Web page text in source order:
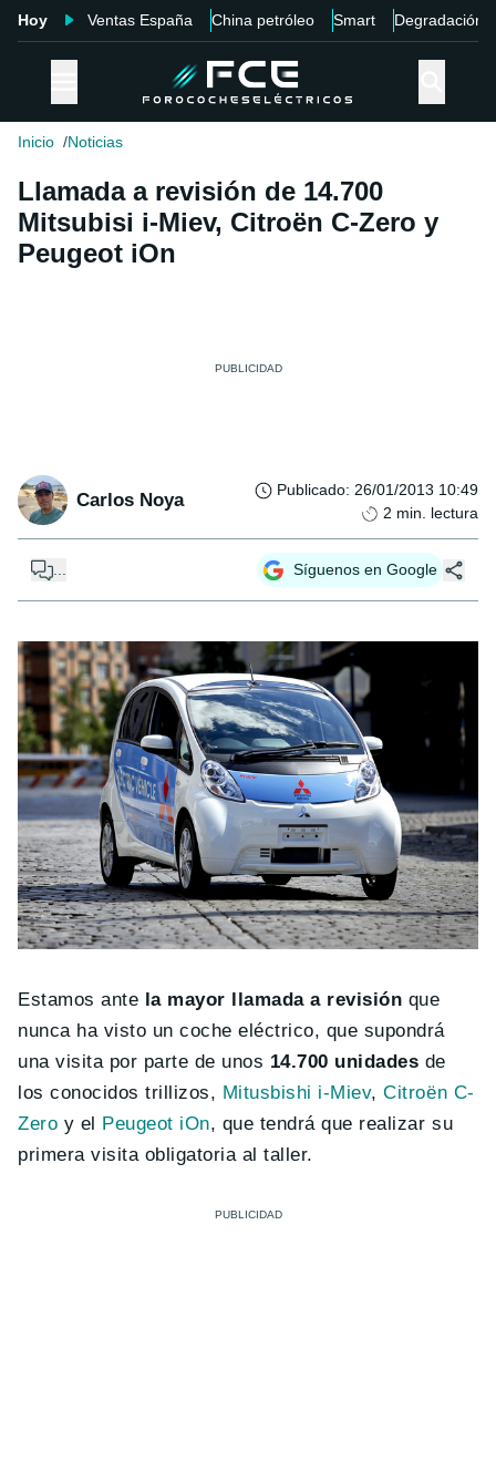
Hoy Ventas España China petróleo Smart Degradación
Inicio Noticias
Llamada a revisión de 14.700
Mitsubisi i-Miev, Citroën C-Zero y
Peugeot iOn
Carlos Noya Publicado: 26/01/2013 10:49
2 min. lectura
... Síguenos en Google
Estamos ante la mayor llamada a revisión que
nunca ha visto un coche eléctrico, que supondrá
una visita por parte de unos 14.700 unidades de
los conocidos trillizos, Mitusbishi i-Miev,Citroën C-
Zero y el Peugeot iOn, que tendrá que realizar su
primera visita obligatoria al taller.